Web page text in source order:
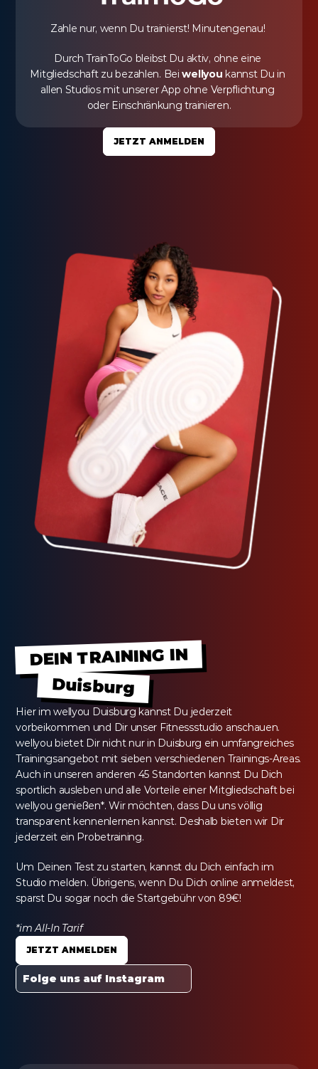
Zahle nur, wenn Du trainierst! Minutengenau!
Durch TrainToGo bleibst Du aktiv, ohne eine
Mitgliedschaft zu bezahlen. Bei wellyou kannst Du in
allen Studios mit unserer App ohne Verpflichtung
oder Einschränkung trainieren.
JETZT ANMELDEN
DEIN TRAINING IN
Duisburg
Hier im wellyou Duisburg kannst Du jederzeit
vorbeikommen und Dir unser Fitnessstudio anschauen.
wellyou bietet Dir nicht nur in Duisburg ein umfangreiches
Trainingsangebot mit sieben verschiedenen Trainings-Areas.
Auch in unseren anderen 45 Standorten kannst Du Dich
sportlich ausleben und alle Vorteile einer Mitgliedschaft bei
wellyou genießen*. Wir möchten, dass Du uns völlig
transparent kennenlernen kannst. Deshalb bieten wir Dir
jederzeit ein Probetraining.
Um Deinen Test zu starten, kannst du Dich einfach im
Studio melden. Übrigens, wenn Du Dich online anmeldest,
sparst Du sogar noch die Startgebühr von 89€!
*im All-In Tarif
JETZT ANMELDEN
Folge uns auf Instagram